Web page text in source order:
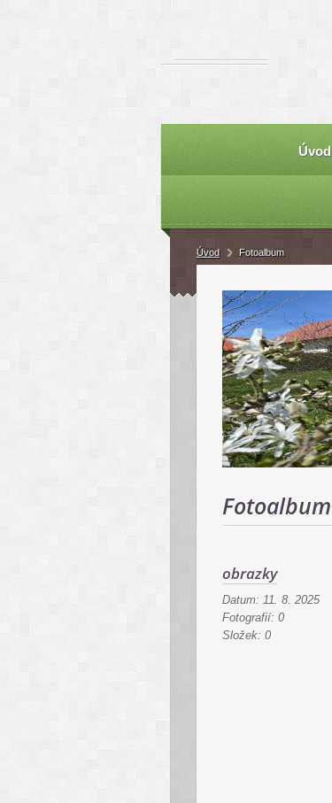
Úvod
Fotoalbum
obrazky
Datum: 11. 8. 2025
Fotografií: 0
Složek: 0
Úvod Fotoalbum